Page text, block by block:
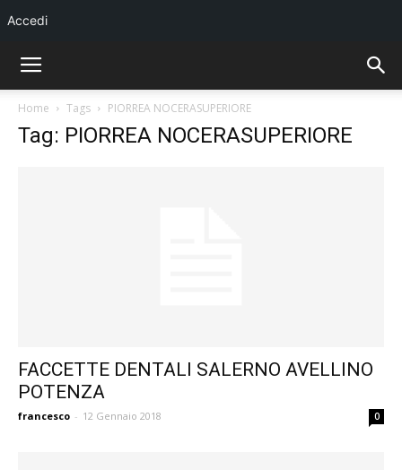
Home Tags PIORREA NOCERASUPERIORE
Tag: PIORREA NOCERASUPERIORE
FACCETTE DENTALI SALERNO AVELLINO
POTENZA
francesco - 12 Gennaio 2018 0
Accedi